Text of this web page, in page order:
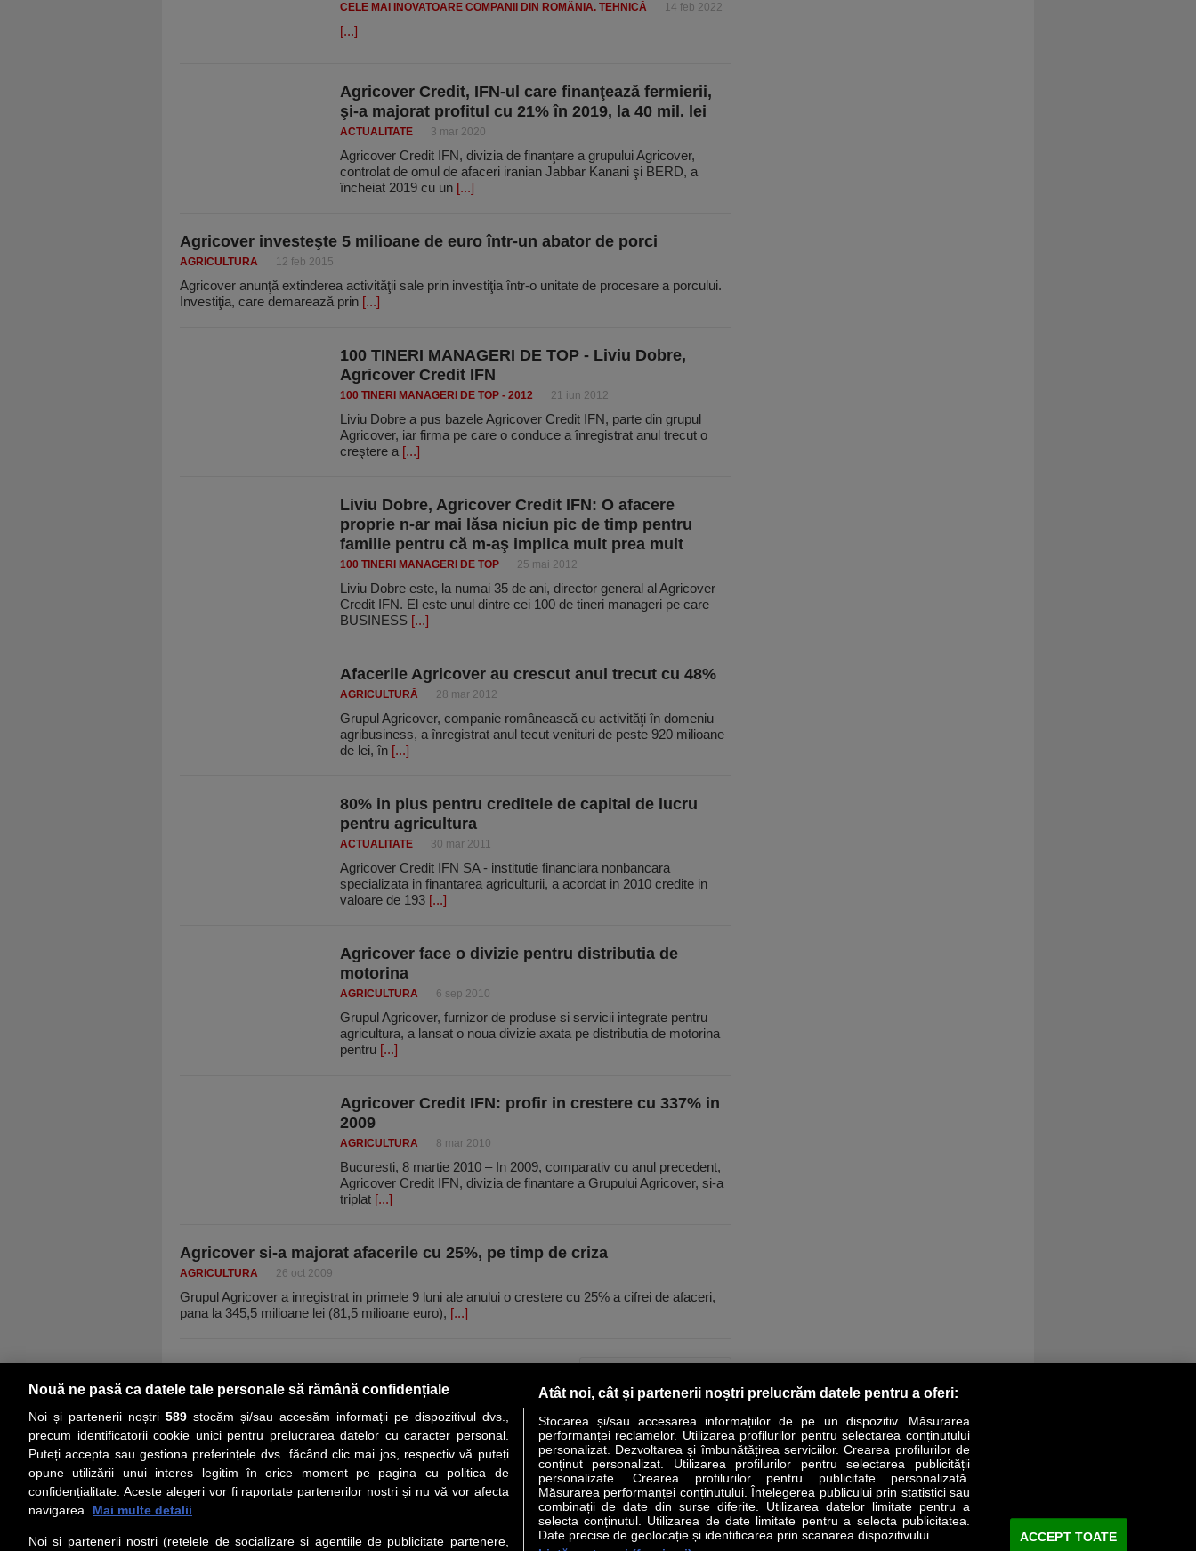
CELE MAI INOVATOARE COMPANII DIN ROMÂNIA. TEHNICĂ 14 feb 2022
[...]
Agricover Credit, IFN-ul care finanţează fermierii,
şi-a majorat profitul cu 21% în 2019, la 40 mil. lei
ACTUALITATE 3 mar 2020
Agricover Credit IFN, divizia de finanţare a grupului Agricover,
controlat de omul de afaceri iranian Jabbar Kanani şi BERD, a
încheiat 2019 cu un [...]
Agricover investeşte 5 milioane de euro într-un abator de porci
AGRICULTURA 12 feb 2015
Agricover anunţă extinderea activităţii sale prin investiţia într-o unitate de procesare a porcului.
Investiţia, care demarează prin [...]
100 TINERI MANAGERI DE TOP - Liviu Dobre,
Agricover Credit IFN
100 TINERI MANAGERI DE TOP - 2012 21 iun 2012
Liviu Dobre a pus bazele Agricover Credit IFN, parte din grupul
Agricover, iar firma pe care o conduce a înregistrat anul trecut o
creştere a [...]
Liviu Dobre, Agricover Credit IFN: O afacere
proprie n-ar mai lăsa niciun pic de timp pentru
familie pentru că m-aş implica mult prea mult
100 TINERI MANAGERI DE TOP 25 mai 2012
Liviu Dobre este, la numai 35 de ani, director general al Agricover
Credit IFN. El este unul dintre cei 100 de tineri manageri pe care
BUSINESS [...]
Afacerile Agricover au crescut anul trecut cu 48%
AGRICULTURĂ 28 mar 2012
Grupul Agricover, companie românească cu activităţi în domeniu
agribusiness, a înregistrat anul tecut venituri de peste 920 milioane
de lei, în [...]
80% in plus pentru creditele de capital de lucru
pentru agricultura
ACTUALITATE 30 mar 2011
Agricover Credit IFN SA - institutie financiara nonbancara
specializata in finantarea agriculturii, a acordat in 2010 credite in
valoare de 193 [...]
Agricover face o divizie pentru distributia de
motorina
AGRICULTURA 6 sep 2010
Grupul Agricover, furnizor de produse si servicii integrate pentru
agricultura, a lansat o noua divizie axata pe distributia de motorina
pentru [...]
Agricover Credit IFN: profir in crestere cu 337% in
2009
AGRICULTURA 8 mar 2010
Bucuresti, 8 martie 2010 – In 2009, comparativ cu anul precedent,
Agricover Credit IFN, divizia de finantare a Grupului Agricover, si-a
triplat [...]
Agricover si-a majorat afacerile cu 25%, pe timp de criza
AGRICULTURA 26 oct 2009
Grupul Agricover a inregistrat in primele 9 luni ale anului o crestere cu 25% a cifrei de afaceri,
pana la 345,5 milioane lei (81,5 milioane euro), [...]
PRIMA PAGINĂ COVER STORY LIDERI ANALIZE HI-TECH MEET THE CEO LIFESTYLE SPECIAL OPINII
Social Servicii Revista Business Magazin
Nouă ne pasă ca datele tale personale să rămână confidențiale
Noi și partenerii noștri 589stocăm și/sau accesăm informații pe dispozitivul dvs.,
precum identificatorii cookie unici pentru prelucrarea datelor cu caracter personal.
Puteți accepta sau gestiona preferințele dvs. făcând clic mai jos, respectiv vă puteți
opune utilizării unui interes legitim în orice moment pe pagina cu politica de
confidențialitate. Aceste alegeri vor fi raportate partenerilor noștri și nu vă vor afecta
navigarea.
Mai multe detalii
Noi si partenerii nostri (retelele de socializare si agentiile de publicitate partenere,
Atât noi, cât și partenerii noștri prelucrăm datele pentru a oferi:
Stocarea și/sau accesarea informațiilor de pe un dispozitiv. Măsurarea
performanței reclamelor. Utilizarea profilurilor pentru selectarea conținutului
personalizat. Dezvoltarea și îmbunătățirea serviciilor. Crearea profilurilor de
conținut personalizat. Utilizarea profilurilor pentru selectarea publicității
personalizate. Crearea profilurilor pentru publicitate personalizată.
Măsurarea performanței conținutului. Înțelegerea publicului prin statistici sau
combinații de date din surse diferite. Utilizarea datelor limitate pentru a
selecta conținutul. Utilizarea de date limitate pentru a selecta publicitatea.
Date precise de geolocație și identificarea prin scanarea dispozitivului.
ACCEPT TOATE